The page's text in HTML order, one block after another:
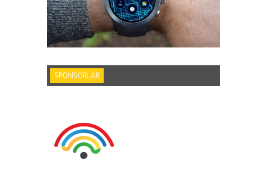
SPONSORLAR